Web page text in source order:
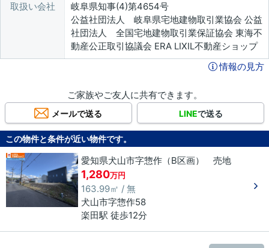
取扱い会社
岐阜県知事(4)第4654号
公益社団法人 岐阜県宅地建物取引業協会 公益
社団法人 全国宅地建物取引業保証協会 東海不
動産公正取引協議会 ERA LIXIL不動産ショップ
情報の見方
ご家族やご友人に共有できます。
メールで送る LINEで送る
この物件と条件が近い物件です。
愛知県犬山市字惣作（B区画） 売地
1,280万円
163.99㎡ / 無
犬山市字惣作58
楽田駅 徒歩12分